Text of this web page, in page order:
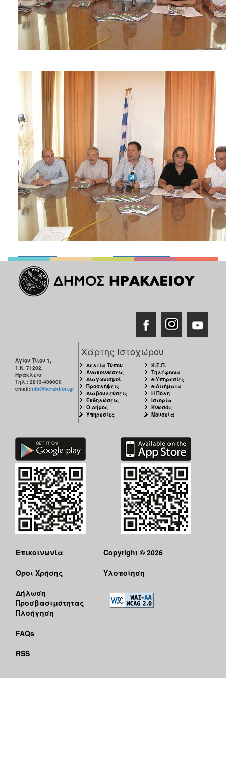
ΤΟΠΟΣ
ΑΝΘΕΚΤΙΚΗ
Αγίου Τίτου 1,
Τ.Κ. 71202,
Ηράκλειο
Τηλ.: 2813-409000
email:info@heraklion.gr
Χάρτης Ιστοχώρου
Δελτία Τύπου
Ανακοινώσεις
Διαγωνισμοί
Προσλήψεις
Διαβουλεύσεις
Εκδηλώσεις
Ο Δήμος
Υπηρεσίες
Κ.Ε.Π.
Τηλέφωνα
e-Υπηρεσίες
e-Αιτήματα
Η Πόλη
Ιστορία
Κνωσός
Μουσεία
Επικοινωνία
Όροι Χρήσης
Δήλωση
Προσβασιμότητας
Πλοήγηση
FAQs
RSS
Copyright © 2026
Υλοποίηση